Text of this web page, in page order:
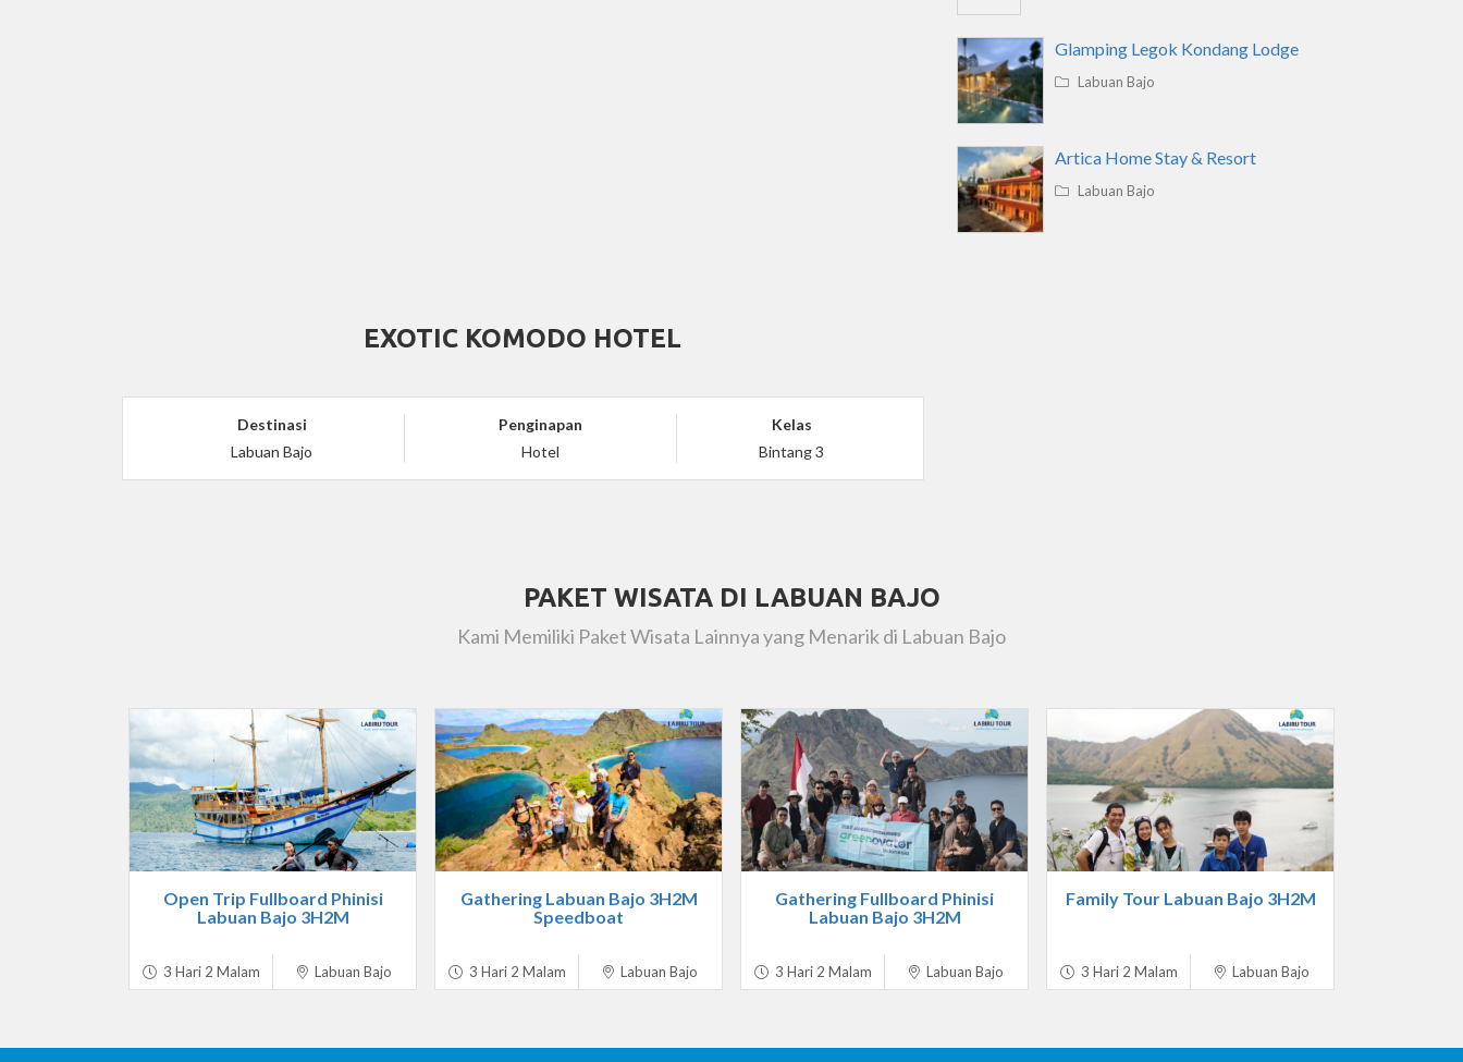
EXOTIC KOMODO HOTEL
Destinasi
Labuan Bajo
Penginapan
Hotel
Kelas
Bintang 3
Glamping Legok Kondang Lodge
Labuan Bajo
Artica Home Stay & Resort
Labuan Bajo
PAKET WISATA DI LABUAN BAJO
Kami Memiliki Paket Wisata Lainnya yang Menarik di Labuan Bajo
Open Trip Fullboard Phinisi
Labuan Bajo 3H2M
3 Hari 2 Malam Labuan Bajo
Gathering Labuan Bajo 3H2M
Speedboat
3 Hari 2 Malam Labuan Bajo
Gathering Fullboard Phinisi
Labuan Bajo 3H2M
3 Hari 2 Malam Labuan Bajo
Family Tour Labuan Bajo 3H2M
3 Hari 2 Malam Labuan Bajo